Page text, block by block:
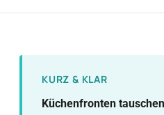
KURZ & KLAR
Küchenfronten tauschen